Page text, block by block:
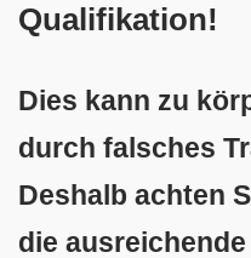
Qualifikation!
Dies kann zu
durch falsches
Deshalb achten
die